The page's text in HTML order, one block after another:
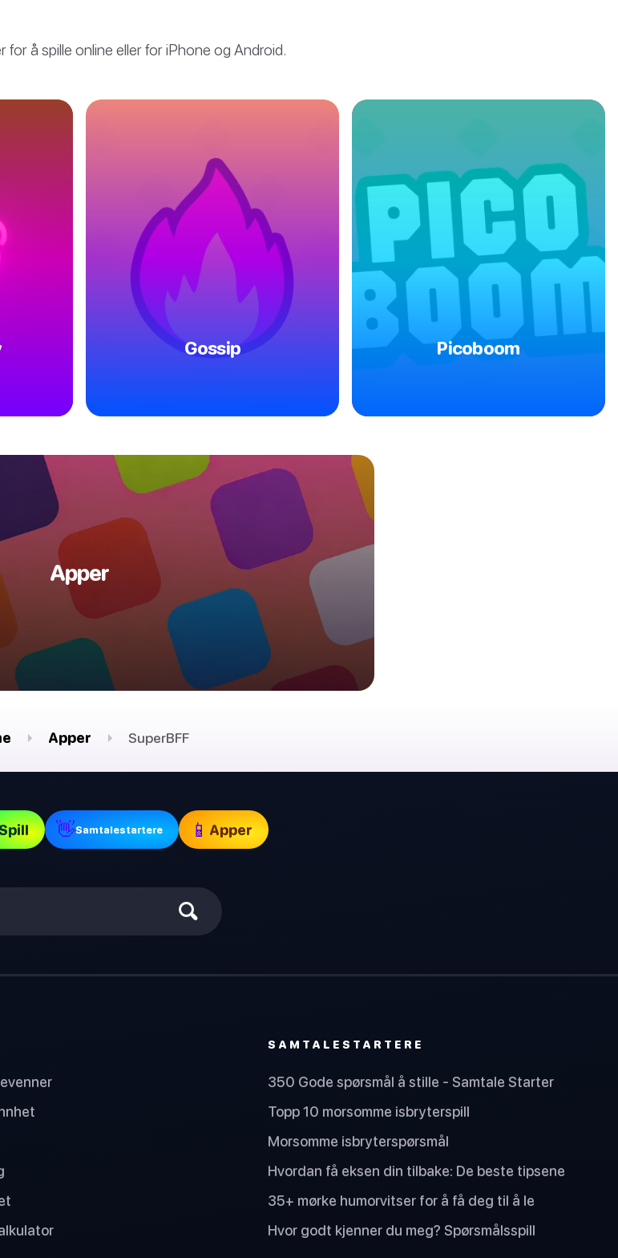
for å spille online eller for iPhone og Android.
Gossip Picoboom
Apper
Apper SuperBFF
Spill 👋Samtalestartere 📱 Apper
SAMTALESTARTERE
350 Gode spørsmål å stille - Samtale Starter
Topp 10 morsomme isbryterspill
Morsomme isbryterspørsmål
Hvordan få eksen din tilbake: De beste tipsene
35+ mørke humorvitser for å få deg til å le
Hvor godt kjenner du meg? Spørsmålsspill